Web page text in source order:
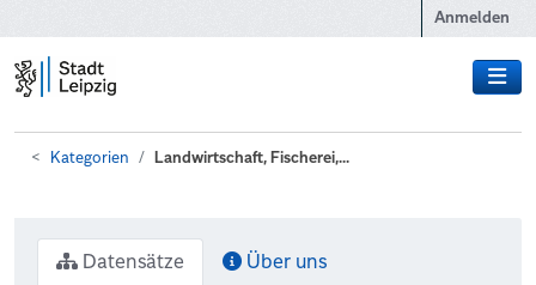
Anmelden
Kategorien Landwirtschaft, Fischerei,...
Datensätze Über uns